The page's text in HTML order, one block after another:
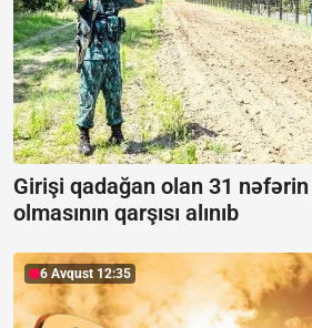
Girişi qadağan olan 31
olmasının qarşısı alınıb
6 Avqust 12:35